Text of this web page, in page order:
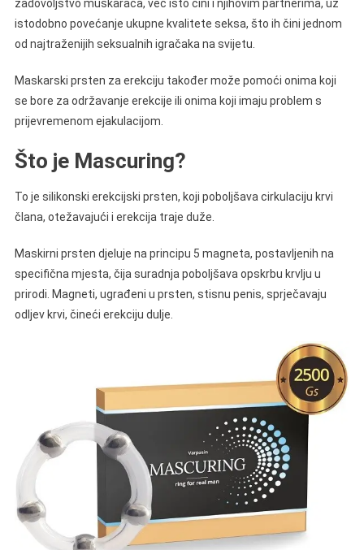
zadovoljstvo muškaraca, već isto čini i njihovim partnerima, uz
istodobno povećanje ukupne kvalitete seksa, što ih čini jednom
od najtraženijih seksualnih igračaka na svijetu.
Maskarski prsten za erekciju također može pomoći onima koji
se bore za održavanje erekcije ili onima koji imaju problem s
prijevremenom ejakulacijom.
Što je Mascuring?
To je silikonski erekcijski prsten, koji poboljšava cirkulaciju krvi
člana, otežavajući i erekcija traje duže.
Maskirni prsten djeluje na principu 5 magneta, postavljenih na
specifična mjesta, čija suradnja poboljšava opskrbu krvlju u
prirodi. Magneti, ugrađeni u prsten, stisnu penis, sprječavaju
odljev krvi, čineći erekciju dulje.